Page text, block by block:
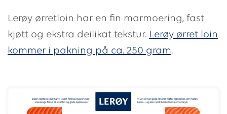
Lerøy ørretloin har en fin marmoering, fast
kjøtt og ekstra deilikat tekstur. Lerøy ørret loin
kommer i pakning på ca. 250 gram.